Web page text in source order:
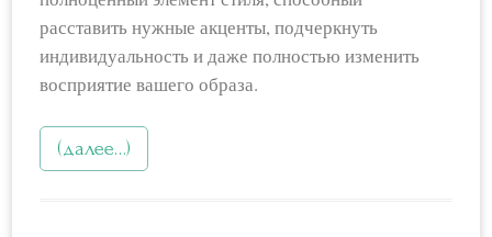
расставить нужные акценты, подчеркнуть
индивидуальность и даже полностью изменить
восприятие вашего образа.
(далее…)